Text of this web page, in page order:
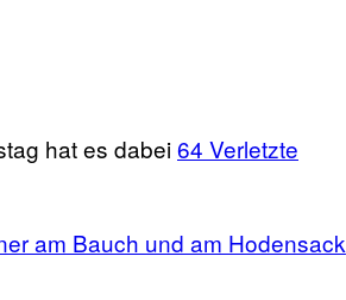
hat es dabei64 Verletzte
am Bauch und am Hodensack